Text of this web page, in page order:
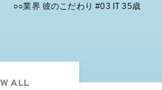
○○業界 彼のこだわり #03 IT 35歳
ALL